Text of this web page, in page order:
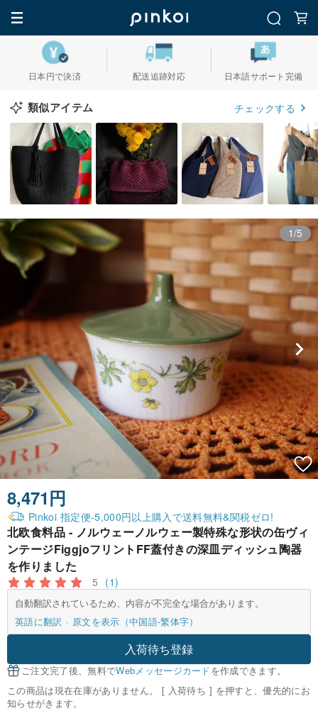
日本円で決済 配送追跡対応 日本語サポート完備
類似アイテム チェックする
1/5
8,471円
Pinkoi 指定便-5,000円以上購入で送料無料&関税ゼロ!
北欧食料品 - ノルウェーノルウェー製特殊な形状の缶ヴィ
ンテージFiggjoフリントFF蓋付きの深皿ディッシュ陶器
を作りました
5 (1)
自動翻訳されているため、内容が不完全な場合があります。
英語に翻訳
原文を表示（中国語-繁体字）
入荷待ち登録
ご注文完了後、無料でWebメッセージカードを作成できます。
この商品は現在在庫がありません。 [ 入荷待ち ] を押すと、優先的にお
知らせがきます。